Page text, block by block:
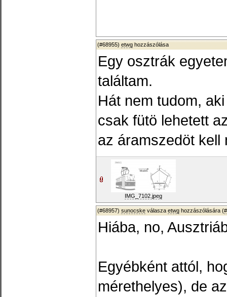
(#68955) etwg hozzászólása
Egy osztrák
találtam.
Hát nem tudom,
csak fütö lehetett
az áramszedöt kell
IMG_7102.jpeg
(#68957) sunocske válasza etwg hozzászólására (
Hiába, no,
Egyébként attól,
mérethelyes), de